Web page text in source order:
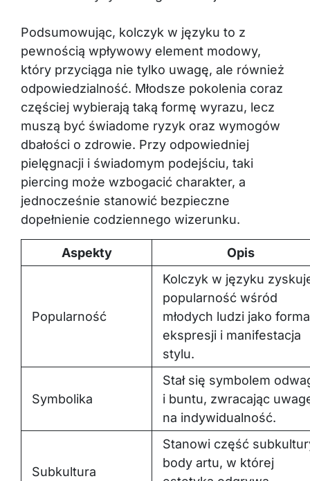
Podsumowując, kolczyk w języku to z
pewnością wpływowy element modowy,
który przyciąga nie tylko uwagę, ale również
odpowiedzialność. Młodsze pokolenia coraz
częściej wybierają taką formę wyrazu, lecz
muszą być świadome ryzyk oraz wymogów
dbałości o zdrowie. Przy odpowiedniej
pielęgnacji i świadomym podejściu, taki
piercing może wzbogacić charakter, a
jednocześnie stanowić bezpieczne
dopełnienie codziennego wizerunku.
Aspekty Opis
Popularność
Kolczyk w języku
popularność wśród
młodych ludzi jako forma
ekspresji i manifestacja
stylu.
Symbolika
Stał się symbolem
i buntu, zwracając
na indywidualność.
Subkultura
Stanowi część
body artu, w której
estetyka odgrywa